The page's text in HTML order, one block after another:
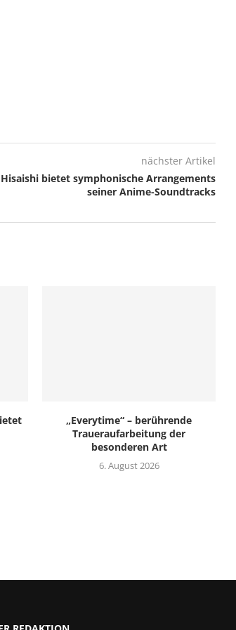
nächster Artikel
Hisaishi bietet symphonische Arrangements
seiner Anime-Soundtracks
„Everytime“ – berührende
Traueraufarbeitung der
besonderen Art
6. August 2026